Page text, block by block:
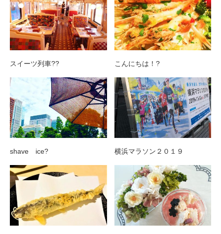
スイーツ列車?? こんにちは！?
shave ice? 横浜マラソン２０１９